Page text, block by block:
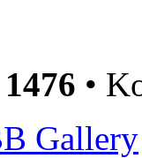
1476 •
Gallery